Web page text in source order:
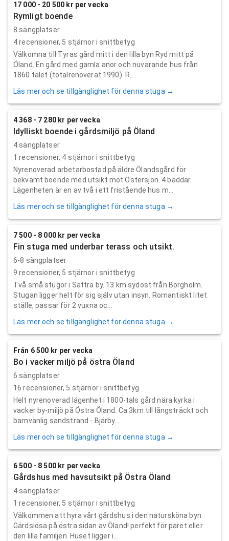
17 000 - 20 500 kr per vecka
Rymligt boende
8 sängplatser
4recensioner, 5 stjärnor i snittbetyg
Välkomna till Tyras gård mitt i den lilla byn Ryd mitt på
Öland. En gård med gamla anor och nuvarande hus från
1860 talet (totalrenoverat 1990). R...
Läs mer och se tillgänglighet för denna stuga →
4 368 - 7 280 kr per vecka
Idylliskt boende i gårdsmiljö på Öland
4 sängplatser
1 recensioner, 4 stjärnor i snittbetyg
Nyrenoverad arbetarbostad på äldre Ölandsgård för
bekvämt boende med utsikt mot Östersjön. 4 bäddar.
Lägenheten är en av två i ett fristående hus m...
Läs mer och se tillgänglighet för denna stuga →
7 500 - 8 000 kr per vecka
Fin stuga med underbar terass och utsikt.
6-8 sängplatser
9 recensioner, 5 stjärnor i snittbetyg
Två små stugor i Sättra by. 13 km sydöst från Borgholm.
Stugan ligger helt för sig själv utan insyn. Romantiskt litet
ställe, passar för 2 vuxna oc...
Läs mer och se tillgänglighet för denna stuga →
Från 6 500 kr per vecka
Bo i vacker miljö på östra Öland
6 sängplatser
16 recensioner, 5 stjärnor i snittbetyg
Helt nyrenoverad lägenhet i 1800-tals gård nära kyrka i
vacker by-miljö på Östra Öland. Ca 3km till långsträckt och
barnvänlig sandstrand - Bjärby...
Läs mer och se tillgänglighet för denna stuga →
6 500 - 8 500 kr per vecka
Gårdshus med havsutsikt på Östra Öland
4 sängplatser
1 recensioner, 5 stjärnor i snittbetyg
Välkommen att hyra vårt gårdshus i den natursköna byn
Gärdslösa på östra sidan av Öland! perfekt för paret eller
den lilla familjen. Huset ligger i...